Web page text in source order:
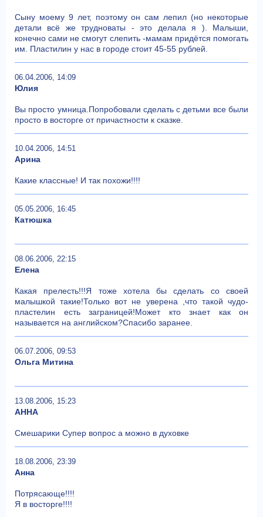
Сыну моему 9 лет, поэтому он сам лепил (но некоторые
детали всё же трудноваты - это делала я ). Малыши,
конечно сами не смогут слепить -мамам придётся помогать
им. Пластилин у нас в городе стоит 45-55 рублей.
06.04.2006, 14:09
Юлия
Вы просто умница.Попробовали сделать с детьми все были
просто в восторге от причастности к сказке.
10.04.2006, 14:51
Арина
Какие классные! И так похожи!!!!
05.05.2006, 16:45
Катюшка
08.06.2006, 22:15
Елена
Какая прелесть!!!Я тоже хотела бы сделать со своей
малышкой такие!Только вот не уверена ,что такой чудо-
пластелин есть заграницей!Может кто знает как он
называется на английском?Спасибо заранее.
06.07.2006, 09:53
Ольга Митина
13.08.2006, 15:23
АННА
Смешарики Супер вопрос а можно в духовке
18.08.2006, 23:39
Анна
Потрясающе!!!!
Я в восторге!!!!